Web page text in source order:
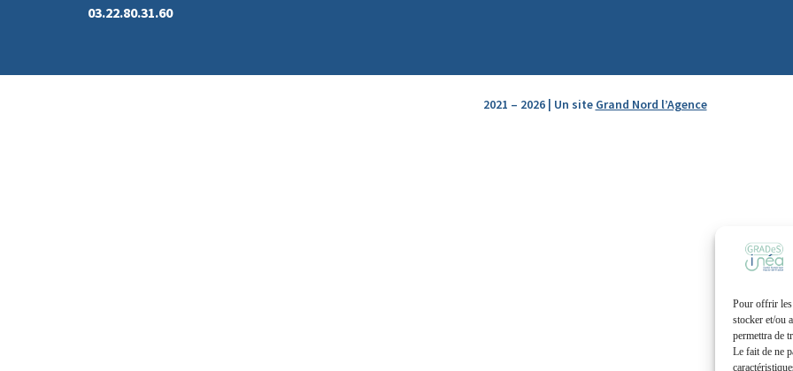
Pour offrir les
stocker et/ou
permettra de
Le fait de ne
03.22.80.31.60
2021 – 2026 | Un site Grand Nord l’Agence